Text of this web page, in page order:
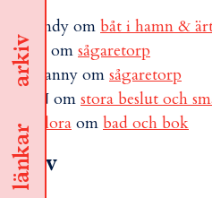
länkar
arkiv
andy om båt i hamn &
om sågaretorp
Fanny om sågaretorp
N om stora beslut och
Flora om bad och bok
Arkiv